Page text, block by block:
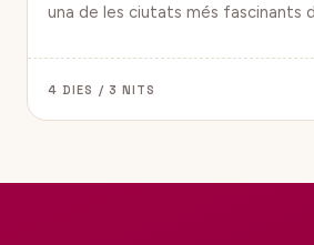
una de les ciutats més fascinants
gaudir d’un ambient de festa i
4 DIES / 3 NITS